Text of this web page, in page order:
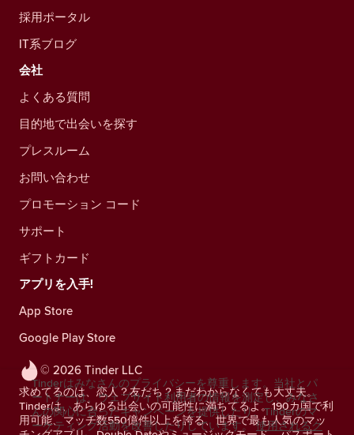
© 2026 Tinder LLC
求めてるのは、恋人？友だち？まだわからなくても大丈夫。
Tinderは、あらゆる出会いの可能性に満ちてるよ。190カ国で利
用可能、マッチ数550億件以上を誇る、世界で最も人気のマッ
採用ポータル
IT系ブログ
会社
よくある質問
目的地で出会いを探す
プレスルーム
お問い合わせ
プロモーション コード
サポート
ギフトカード
アプリを入手!
App Store
Google Play Store
Tinderはみなさんのプライバシーを尊重します。当社とパ
ートナーは、ウェブサイト利用者の情報を測定し、みなさ
んの関心に合ったキャンペーンを提供したり、Tinderのマ
ーケティング活動を改善したりしています。 使用されるク